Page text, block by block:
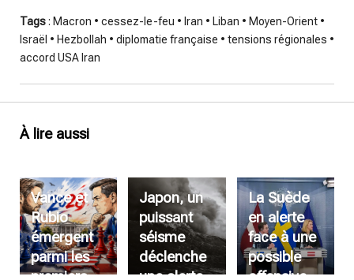
Tags: Macron • cessez-le-feu • Iran • Liban • Moyen-Orient •
Israël • Hezbollah • diplomatie française • tensions régionales •
accord USA Iran
À lire aussi
Vance et
Rubio
émergent
parmi les
Japon, un
puissant
séisme
déclenche
La Suède
en alerte
face à une
possible